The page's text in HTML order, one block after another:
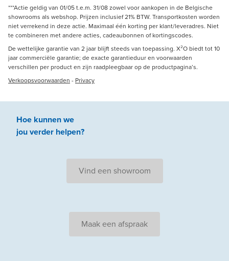
***Actie geldig van 01/05 t.e.m. 31/08 zowel voor aankopen in de Belgische
showrooms als webshop. Prijzen inclusief 21% BTW. Transportkosten worden
niet verrekend in deze actie. Maximaal één korting per klant/leveradres. Niet
te combineren met andere acties, cadeaubonnen of kortingscodes.
De wettelijke garantie van 2 jaar blijft steeds van toepassing. X²O biedt tot 10
jaar commerciële garantie; de exacte garantieduur en voorwaarden
verschillen per product en zijn raadpleegbaar op de productpagina’s.
Verkoopsvoorwaarden - Privacy
Hoe kunnen we
jouverder helpen?
Vind een showroom
Maak een afspraak